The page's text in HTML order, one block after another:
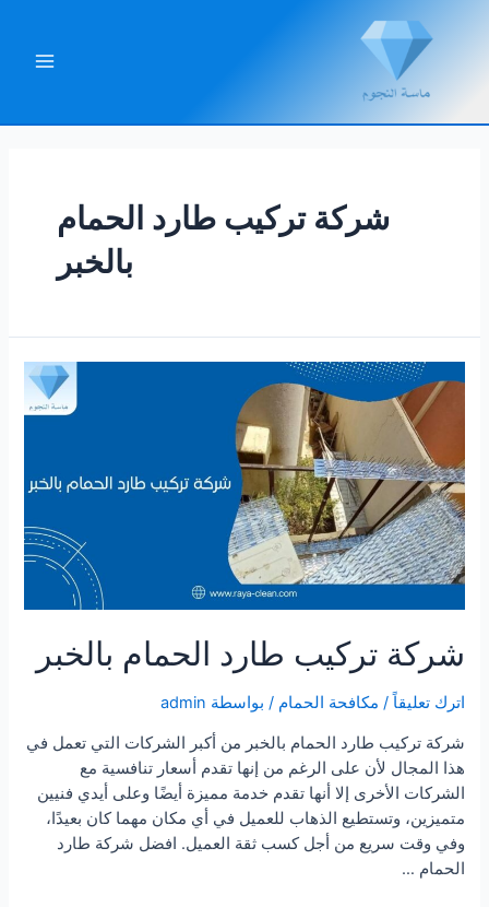
شركة تركيب طارد الحمام
بالخبر
شركة تركيب طارد الحمام بالخبر
اترك تعليقاً / مكافحة الحمام / بواسطة admin
شركة تركيب طارد الحمام بالخبر من أكبر الشركات التي تعمل في
هذا المجال لأن على الرغم من إنها تقدم أسعار تنافسية مع
الشركات الأخرى إلا أنها تقدم خدمة مميزة أيضًا وعلى أيدي فنيين
متميزين، وتستطيع الذهاب للعميل في أي مكان مهما كان بعيدًا،
وفي وقت سريع من أجل كسب ثقة العميل. افضل شركة طارد
الحمام …